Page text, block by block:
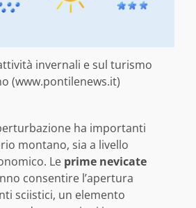
invernali e sul turismo
(www.pontilenews.it)
ha importanti
montano, sia a livello
Le prime nevicate
consentire l’apertura
sciistici, un elemento